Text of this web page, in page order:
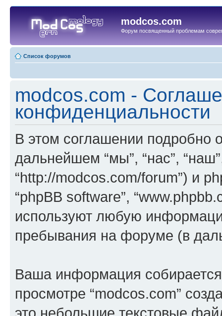
modcos.com
Форум посвященный проблемам
Список форумов
modcos.com -
конфиденциальности
В этом соглашении подробно
дальнейшем “мы”, “нас”,
“http://modcos.com/forum”) и
“phpBB software”,
используют любую
пребывания на форуме (в
Ваша информация
просмотре “modcos.com”
это небольшие текстовые